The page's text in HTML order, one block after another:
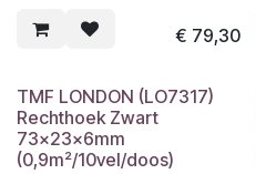
€ 79,30
TMF LONDON (LO7317)
Rechthoek Zwart
73x23x6mm
(0,9m²/10vel/doos)